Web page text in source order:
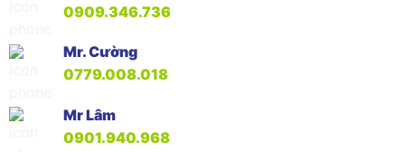
0909.346.736
Mr. Cường
0779.008.018
Mr Lâm
0901.940.968